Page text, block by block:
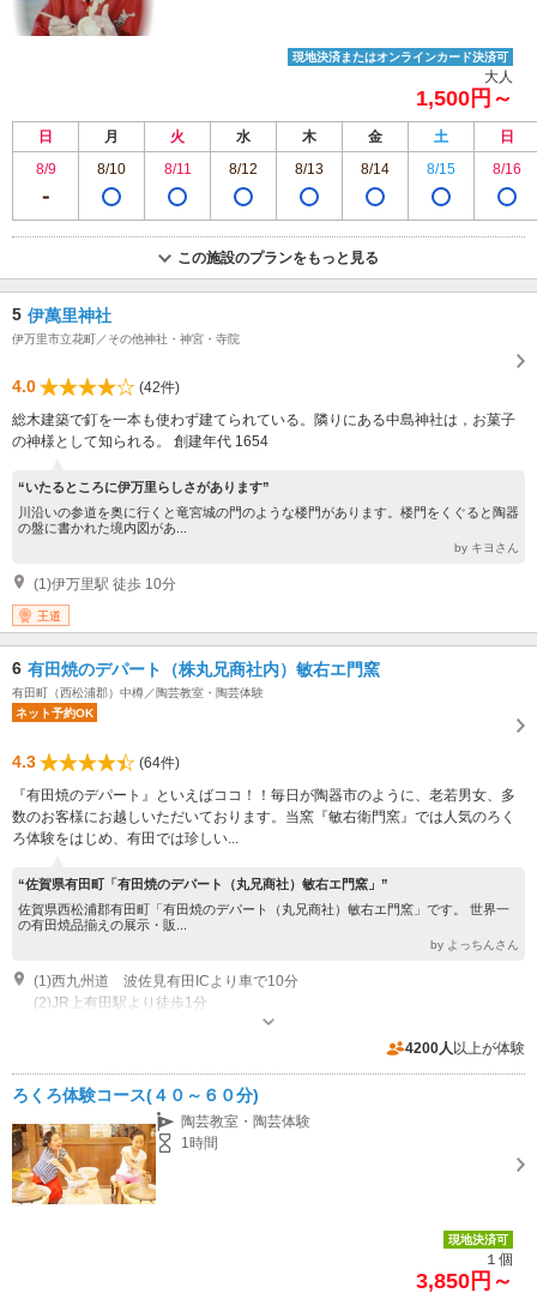
現地決済またはオンラインカード決済可
大人
1,500円～
日 月 火 水 木 金 土
日
8/9
8/10 8/11 8/12 8/13 8/14 8/15 8/16
この施設のプランをもっと見る
5 伊萬里神社
伊万里市立花町／その他神社・神宮・寺院
4.0
(42件)
総木建築で釘を一本も使わず建てられている。隣りにある中島神社は，お菓子
の神様として知られる。 創建年代 1654
“いたるところに伊万里らしさがあります”
川沿いの参道を奥に行くと竜宮城の門のような楼門があります。楼門をくぐると陶器
の盤に書かれた境内図があ...
by キヨさん
(1)伊万里駅 徒歩 10分
王道
6 有田焼のデパート（株丸兄商社内）敏右エ門窯
有田町（西松浦郡）中樽／陶芸教室・陶芸体験
ネット予約OK
4.3
(64件)
『有田焼のデパート』といえばココ！！毎日が陶器市のように、老若男女、多
数のお客様にお越しいただいております。当窯『敏右衛門窯』では人気のろく
ろ体験をはじめ、有田では珍しい...
“佐賀県有田町「有田焼のデパート（丸兄商社）敏右エ門窯」”
佐賀県西松浦郡有田町「有田焼のデパート（丸兄商社）敏右エ門窯」です。 世界一
の有田焼品揃えの展示・販...
by よっちんさん
(1)西九州道 波佐見有田ICより車で10分
(2)JR上有田駅より徒歩1分
営業時間：9:00～17:00 休館日：12/31、1/1、1/5
4200人 以上が体験
ろくろ体験コース(４０～６０分)
陶芸教室・陶芸体験
1時間
現地決済可
１個
3,850円～